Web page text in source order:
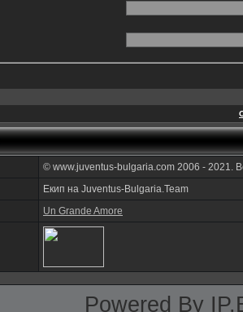
© www.juventus-bulgaria.com 2006 - 2021.
Екип на Juventus-Bulgaria.Team
Un Grande Amore
Powered By